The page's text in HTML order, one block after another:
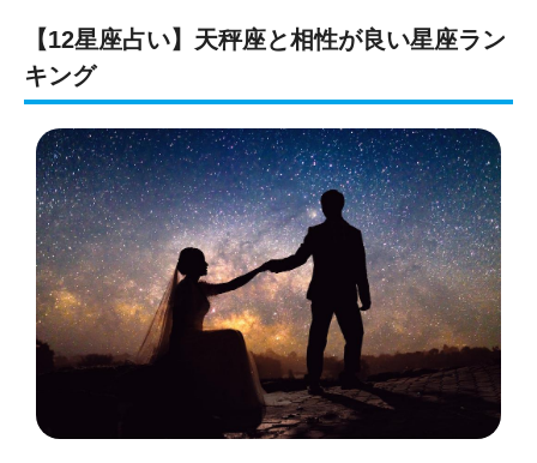
【12星座占い】天秤座と相性が良い星座ラン
キング